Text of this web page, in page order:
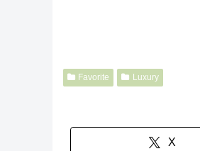
Favorite Luxury
X